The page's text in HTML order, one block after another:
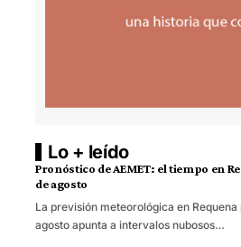
Lo + leído
Pronóstico de AEMET: el tiempo en
de agosto
La previsión meteorológica en
agosto apunta a intervalos nubosos…